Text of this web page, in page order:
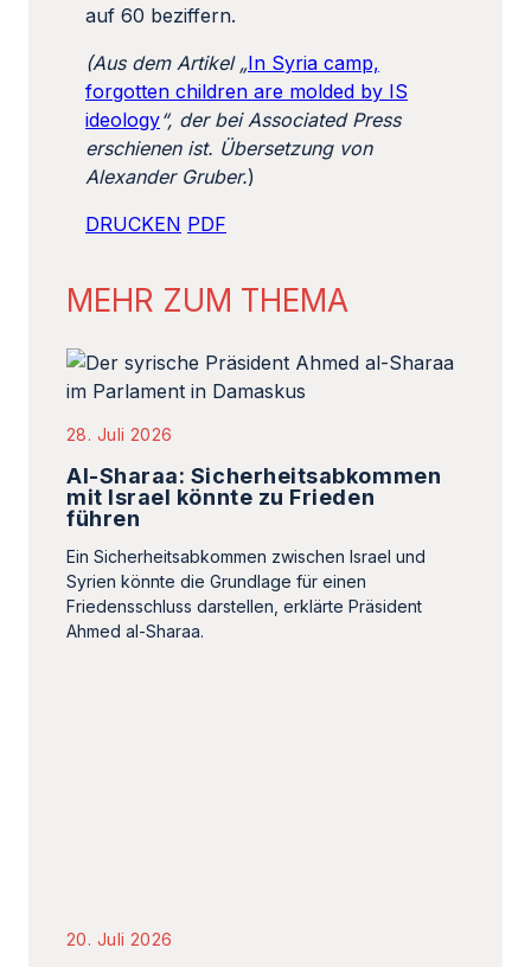
auf 60 beziffern.
(Aus dem Artikel„In Syria camp,
forgotten children are molded by IS
ideology“, der bei Associated Press
erschienen ist. Übersetzung von
Alexander Gruber.)
DRUCKEN PDF
MEHR ZUM THEMA
28. Juli 2026
Al-Sharaa: Sicherheitsabkommen
mit Israel könnte zu Frieden
führen
Ein Sicherheitsabkommen zwischen Israel und
Syrien könnte die Grundlage für einen
Friedensschluss darstellen, erklärte Präsident
Ahmed al-Sharaa.
20. Juli 2026